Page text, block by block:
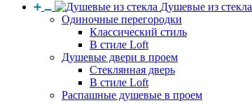
Душевые из стекла
Одиночные перегородки
Классический стиль
В стиле Loft
Душевые двери в проем
Стеклянная дверь
В стиле Loft
Распашные душевые в проем